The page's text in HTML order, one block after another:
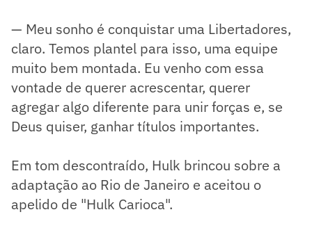
— Meu sonho é conquistar uma Libertadores,
claro. Temos plantel para isso, uma equipe
muito bem montada. Eu venho com essa
vontade de querer acrescentar, querer
agregar algo diferente para unir forças e, se
Deus quiser, ganhar títulos importantes.
Em tom descontraído, Hulk brincou sobre a
adaptação ao Rio de Janeiro e aceitou o
apelido de "Hulk Carioca".